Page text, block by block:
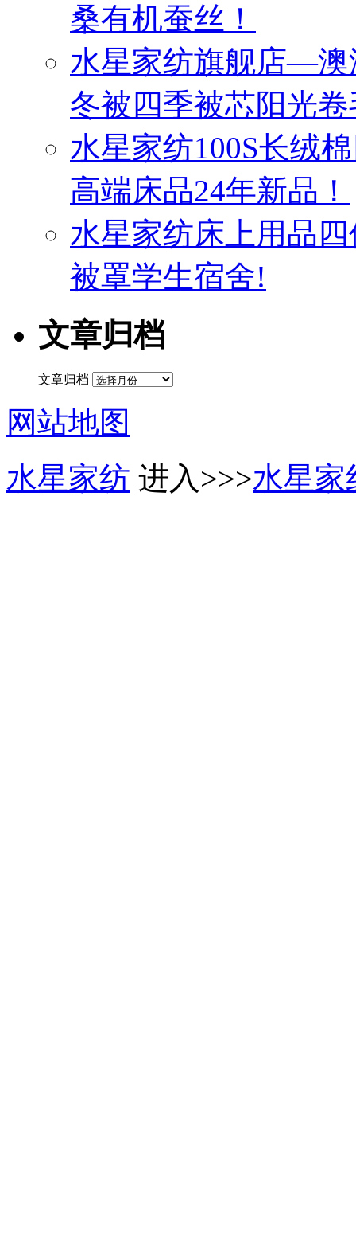
桑有机蚕丝！
水星家纺旗舰店—澳
冬被四季被芯阳光
水星家纺100S长绒
高端床品24年新品！
水星家纺床上用品
被罩学生宿舍!
文章归档
文章归档
网站地图
水星家纺 进入>>>水星家